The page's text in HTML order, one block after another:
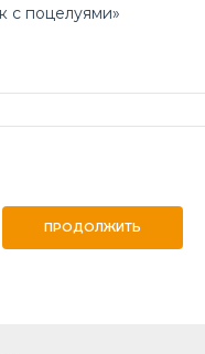
с поцелуями»
ПРОДОЛЖИТЬ